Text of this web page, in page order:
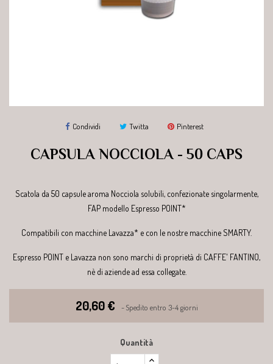
Condividi Twitta Pinterest
CAPSULA NOCCIOLA - 50 CAPS
Scatola da 50 capsule aroma Nocciola solubili, confezionate singolarmente,
FAP modello Espresso POINT*
Compatibili con macchine Lavazza* e con le nostre macchine SMARTY.
Espresso POINT e Lavazza non sono marchi di proprietà di CAFFE' FANTINO,
nè di aziende ad essa collegate.
20,60 € Spedito entro 3-4 giorni
Quantità